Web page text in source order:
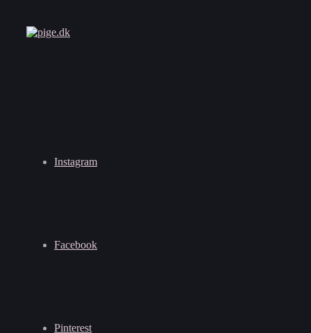
Instagram
Facebook
Pinterest